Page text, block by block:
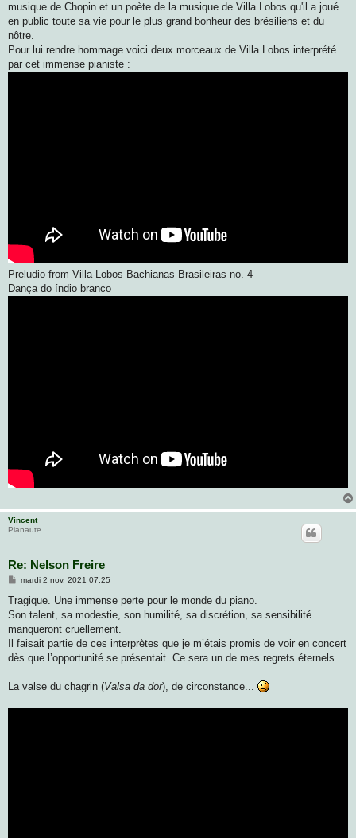
a
g
musique de Chopin et un poète de la musique de Villa Lobos qu'il a joué
en public toute sa vie pour le plus grand bonheur des brésiliens et du
nôtre.
Pour lui rendre hommage voici deux morceaux de Villa Lobos interprété
par cet immense pianiste :
Preludio from Villa-Lobos Bachianas Brasileiras no. 4
Dança do índio branco
Vincent
Pianaute
Re: Nelson Freire
M
s
a
g
mardi 2 nov. 2021 07:25
Tragique. Une immense perte pour le monde du piano.
Son talent, sa modestie, son humilité, sa discrétion, sa sensibilité
manqueront cruellement.
Il faisait partie de ces interprètes que je m’étais promis de voir en concert
dès que l’opportunité se présentait. Ce sera un de mes regrets éternels.
La valse du chagrin (Valsa da dor), de circonstance...